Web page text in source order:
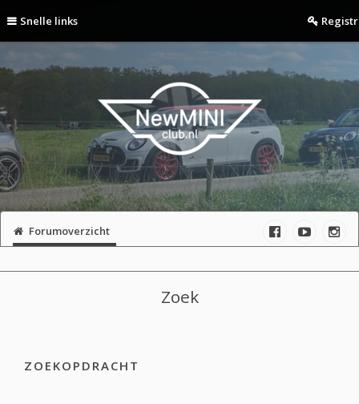
Snelle links
Forumoverzicht
Zoek
ZOEKOPDRACHT